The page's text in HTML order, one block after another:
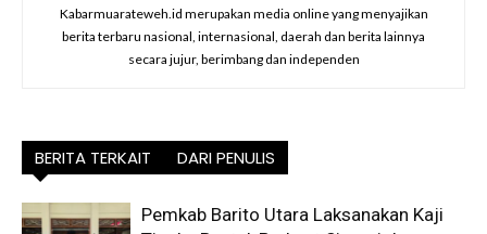
Kabarmuarateweh.id merupakan media online yang menyajikan
berita terbaru nasional, internasional, daerah dan berita lainnya
secara jujur, berimbang dan independen
BERITA TERKAIT DARI PENULIS
Pemkab Barito Utara Laksanakan Kaji